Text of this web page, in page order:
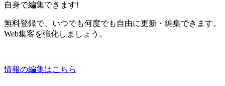
自身で編集できます!
無料登録で、いつでも何度でも自由に更新・編集できます。
Web集客を強化しましょう。
情報の編集はこちら